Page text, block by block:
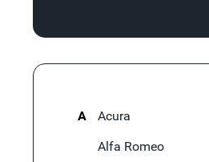
A
Acura
Alfa Romeo